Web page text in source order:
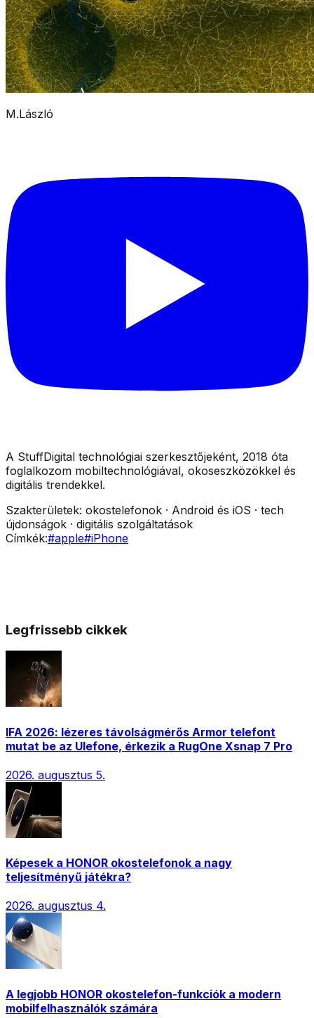
M.László
A StuffDigital technológiai szerkesztőjeként, 2018 óta
foglalkozom mobiltechnológiával, okoseszközökkel és
digitális trendekkel.
Szakterületek: okostelefonok · Android és iOS · tech
újdonságok · digitális szolgáltatások
Címkék:#apple#iPhone
Legfrissebb cikkek
IFA 2026: lézeres távolságmérős Armor telefont
mutat be az Ulefone, érkezik a RugOne Xsnap 7 Pro
2026. augusztus 5.
Képesek a HONOR okostelefonok a nagy
teljesítményű játékra?
2026. augusztus 4.
A legjobb HONOR okostelefon-funkciók a modern
mobilfelhasználók számára